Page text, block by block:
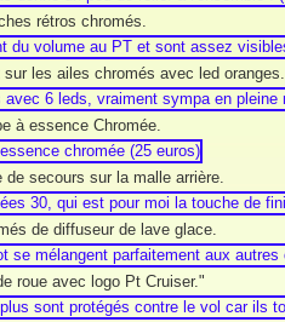
rétros chromés.
les ailes chromés avec led oranges.
à essence Chromée.
de secours sur la malle arrière.
de diffuseur de lave glace.
roue avec logo Pt Cruiser."